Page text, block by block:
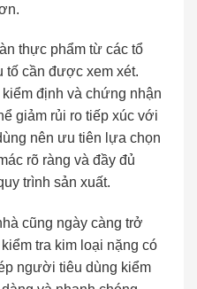
thực phẩm từ các tổ
tố cần được xem xét.
định và chứng nhận
giảm rủi ro tiếp xúc với
nên ưu tiên lựa chọn
rõ ràng và đầy đủ
trình sản xuất.
cũng ngày càng trở
tra kim loại nặng có
người tiêu dùng kiểm